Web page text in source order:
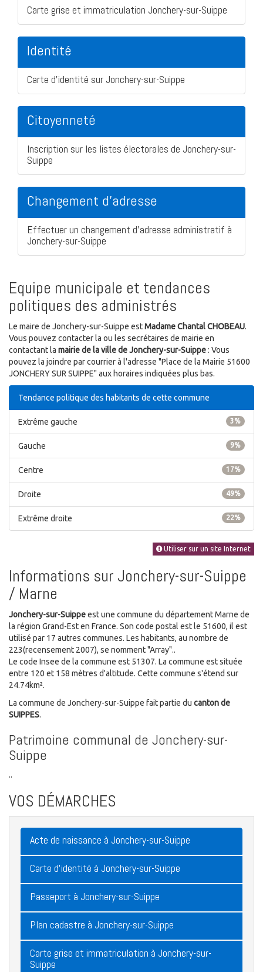
Carte grise et immatriculation Jonchery-sur-Suippe
Identité
Carte d'identité sur Jonchery-sur-Suippe
Citoyenneté
Inscription sur les listes électorales de Jonchery-sur-
Suippe
Changement d'adresse
Effectuer un changement d'adresse administratif à
Jonchery-sur-Suippe
Equipe municipale et tendances
politiques des administrés
Le maire de Jonchery-sur-Suippe estMadame Chantal CHOBEAU.
Vous pouvez contacter la ou les secrétaires de mairie en
contactant la mairie de la ville de Jonchery-sur-Suippe: Vous
pouvez la joindre par courrier à l'adresse "Place de la Mairie 51600
JONCHERY SUR SUIPPE" aux horaires indiquées plus bas.
Tendance politique des habitants de cette commune
3%
Extrême gauche
9%
Gauche
17%
Centre
49%
Droite
22%
Extrême droite
Utiliser sur un site Internet
Informations sur Jonchery-sur-Suippe
/ Marne
Jonchery-sur-Suippeest une commune du département Marne de
la région Grand-Est en France. Son code postal est le 51600, il est
utilisé par 17 autres communes. Les habitants, au nombre de
223(recensement 2007), se nomment "Array"..
Le code Insee de la commune est 51307. La commune est située
entre 120 et 158 mètres d'altitude. Cette commune s'étend sur
24.74km².
La commune de Jonchery-sur-Suippe fait partie du canton de
SUIPPES.
Patrimoine communal de Jonchery-sur-
Suippe
..
VOS DÉMARCHES
Acte de naissance à Jonchery-sur-Suippe
Carte d'identité à Jonchery-sur-Suippe
Passeport à Jonchery-sur-Suippe
Plan cadastre à Jonchery-sur-Suippe
Carte grise et immatriculation à Jonchery-sur-
Suippe